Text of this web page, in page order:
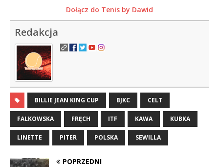
Dołącz do Tenis by Dawid
Redakcja
BILLIE JEAN KING CUP BJKC CELT
FALKOWSKA FRĘCH ITF KAWA KUBKA
LINETTE PITER POLSKA SEWILLA
POPRZEDNI